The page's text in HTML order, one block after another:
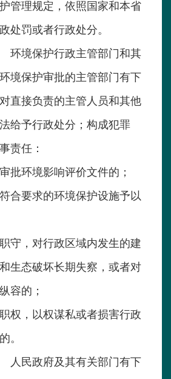
管理规定，依照国家和本省
处罚或者行政处分。
境保护行政主管部门和其
境保护审批的主管部门有下
直接负责的主管人员和其他
给予行政处分；构成犯罪
责任：
环境影响评价文件的；
要求的环境保护设施予以
，对行政区域内发生的建
生态破坏长期失察，或者对
容的；
，以权谋私或者损害行政
。
民政府及其有关部门有下